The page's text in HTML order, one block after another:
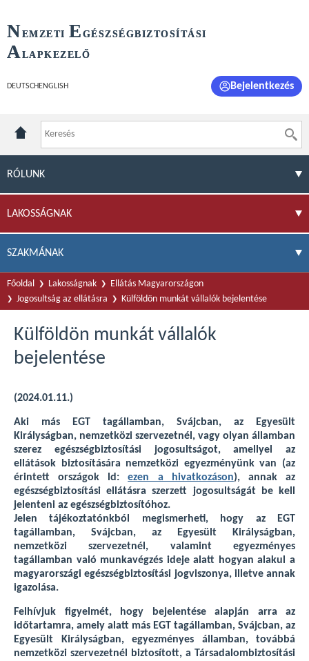
NEMZETI E GÉSZSÉGBIZTOSÍTÁSI
ALAPKEZELŐ
DEUTSCH ENGLISH Bejelentkezés
RÓLUNK
LAKOSSÁGNAK
SZAKMÁNAK
Főoldal Lakosságnak
Ellátás Magyarországon
Jogosultság az ellátásra
Külföldön munkát vállalók bejelentése
Külföldön munkát vállalók
bejelentése
(2024.01.11.)
Aki más EGT tagállamban, Svájcban, az Egyesült
Királyságban, nemzetközi szervezetnél, vagy olyan államban
szerez egészségbiztosítási jogosultságot, amellyel az
ellátások biztosítására nemzetközi egyezményünk van (az
érintett országok ld:ezen a hivatkozáson), annak az
egészségbiztosítási ellátásra szerzett jogosultságát be kell
jelenteni az egészségbiztosítóhoz.
Jelen tájékoztatónkból megismerheti, hogy az EGT
tagállamban, Svájcban, az Egyesült Királyságban,
nemzetközi szervezetnél, valamint egyezményes
tagállamban való munkavégzés ideje alatt hogyan alakul a
magyarországi egészségbiztosítási jogviszonya, illetve annak
igazolása.
Felhívjuk figyelmét, hogy bejelentése alapján arra az
időtartamra, amely alatt más EGT tagállamban, Svájcban, az
Egyesült Királyságban, egyezményes államban, továbbá
nemzetközi szervezetnél biztosított, a Társadalombiztosítási